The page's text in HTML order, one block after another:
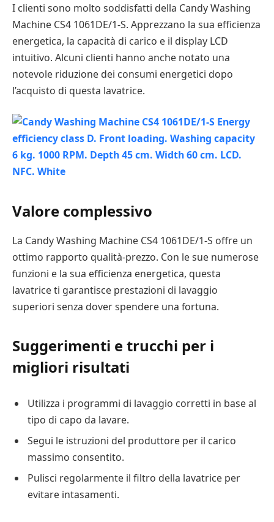
I clienti sono molto soddisfatti della Candy Washing
Machine CS4 1061DE/1-S. Apprezzano la sua efficienza
energetica, la capacità di carico e il display LCD
intuitivo. Alcuni clienti hanno anche notato una
notevole riduzione dei consumi energetici dopo
l’acquisto di questa lavatrice.
Valore complessivo
La Candy Washing Machine CS4 1061DE/1-S offre un
ottimo rapporto qualità-prezzo. Con le sue numerose
funzioni e la sua efficienza energetica, questa
lavatrice ti garantisce prestazioni di lavaggio
superiori senza dover spendere una fortuna.
Suggerimenti e trucchi per i
migliori risultati
Utilizza i programmi di lavaggio corretti in base al
tipo di capo da lavare.
Segui le istruzioni del produttore per il carico
massimo consentito.
Pulisci regolarmente il filtro della lavatrice per
evitare intasamenti.